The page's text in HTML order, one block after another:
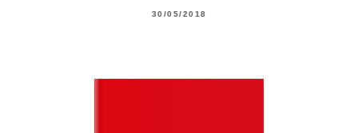
30/05/2018